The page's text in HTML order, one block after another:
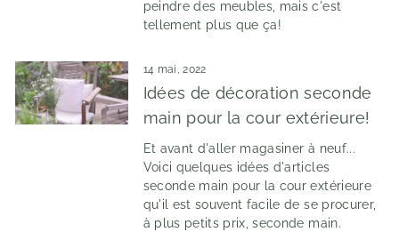
peindre des meubles, mais c'est
tellement plus que ça!
14 mai, 2022
Idées de décoration seconde
main pour la cour extérieure!
Et avant d'aller magasiner à neuf...
Voici quelques idées d'articles
seconde main pour la cour extérieure
qu'il est souvent facile de se procurer,
à plus petits prix, seconde main.